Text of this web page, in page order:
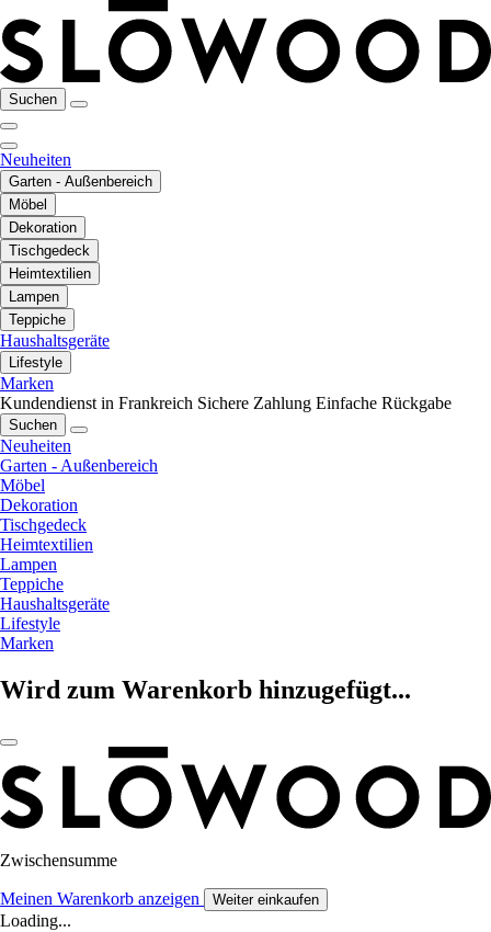
Suchen
Neuheiten
Garten - Außenbereich
Möbel
Dekoration
Tischgedeck
Heimtextilien
Lampen
Teppiche
Haushaltsgeräte
Lifestyle
Marken
Kundendienst in Frankreich Sichere Zahlung Einfache Rückgabe
Suchen
Neuheiten
Garten - Außenbereich
Möbel
Dekoration
Tischgedeck
Heimtextilien
Lampen
Teppiche
Haushaltsgeräte
Lifestyle
Marken
Wird zum Warenkorb hinzugefügt...
Zwischensumme
Meinen Warenkorb anzeigen Weiter einkaufen
Loading...